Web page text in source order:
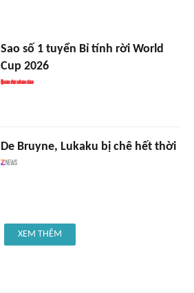
Sao số 1 tuyển Bỉ tính rời World
Cup 2026
De Bruyne, Lukaku bị chê hết thời
XEM THÊM